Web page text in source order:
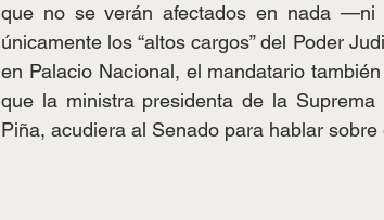
que no se verán afectados en nada
únicamente los “altos cargos” del Poder
en Palacio Nacional, el mandatario
que la ministra presidenta de la
Piña, acudiera al Senado para hablar